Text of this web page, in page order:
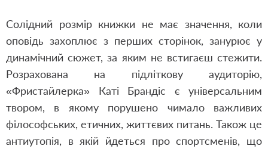
Солідний розмір книжки не має значення, коли
оповідь захоплює з перших сторінок, занурює у
динамічний сюжет, за яким не встигаєш стежити.
Розрахована на підліткову аудиторію,
«Фристайлерка» Каті Брандіс є універсальним
твором, в якому порушено чимало важливих
філософських, етичних, життєвих питань. Також це
антиутопія, в якій йдеться про спортсменів, що